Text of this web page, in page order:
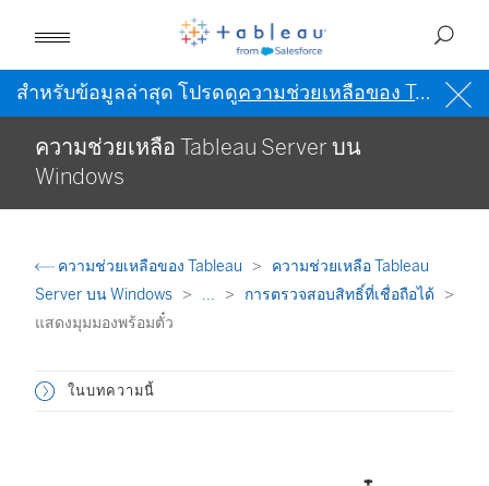
สำหรับข้อมูลล่าสุด โปรดดูความช่วยเหลือของ Tableau เป็นภาษาอังกฤษ (สหรัฐอเมริกา)
ความช่วยเหลือ Tableau Server บน
Windows
ความช่วยเหลือของ Tableau
ความช่วยเหลือ Tableau
Server บน Windows
...
การตรวจสอบสิทธิ์ที่เชื่อถือได้
แสดงมุมมองพร้อมตั๋ว
ในบทความนี้